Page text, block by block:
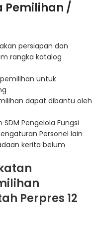
Pemilihan /
persiapan dan
rangka katalog
pemilihan untuk
dapat dibantu oleh
SDM Pengelola Fungsi
Personel lain
kerita belum
Perpres 12